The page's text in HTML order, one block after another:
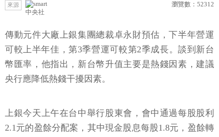
來源
中央社
瀏覽數： 52312
傳動元件大廠上銀集團總裁卓永財預估，下半年營運
可較上半年佳，第3季營運可較第2季成長。談到新台
幣匯率，他指出，新台幣升值主要是熱錢因素，建議
央行應降低熱錢干擾因素。
上銀今天上午在台中舉行股東會，會中通過每股股利
2.1元的盈餘分配案，其中現金股息每股1.8元，盈餘轉